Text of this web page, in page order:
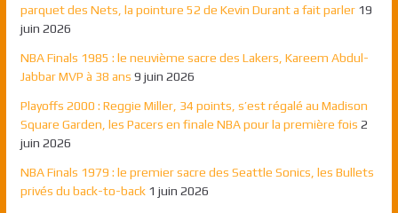
parquet des Nets, la pointure 52 de Kevin Durant a fait parler 19
juin 2026
NBA Finals 1985 : le neuvième sacre des Lakers, Kareem Abdul-
Jabbar MVP à 38 ans 9 juin 2026
Playoffs 2000 : Reggie Miller, 34 points, s’est régalé au Madison
Square Garden, les Pacers en finale NBA pour la première fois 2
juin 2026
NBA Finals 1979 : le premier sacre des Seattle Sonics, les Bullets
privés du back-to-back 1 juin 2026